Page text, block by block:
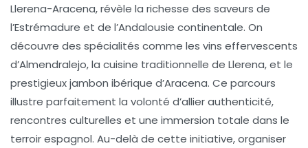
Llerena-Aracena, révèle la richesse des saveurs de
l’Estrémadure et de l’Andalousie continentale. On
découvre des spécialités comme les vins effervescents
d’Almendralejo, la cuisine traditionnelle de Llerena, et le
prestigieux jambon ibérique d’Aracena. Ce parcours
illustre parfaitement la volonté d’allier authenticité,
rencontres culturelles et une immersion totale dans le
terroir espagnol. Au-delà de cette initiative, organiser